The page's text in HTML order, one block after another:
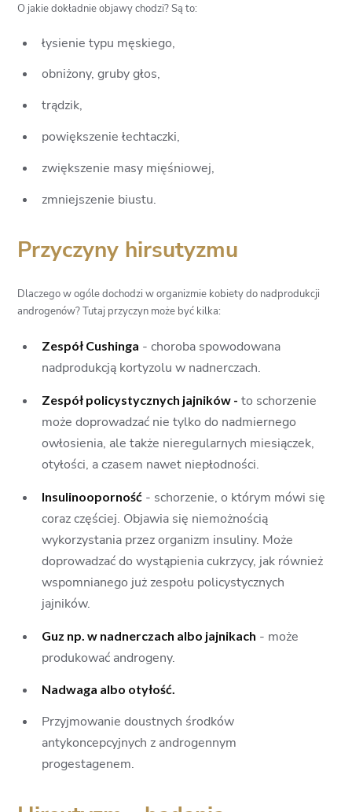
O jakie dokładnie objawy chodzi? Są to:
łysienie typu męskiego,
obniżony, gruby głos,
trądzik,
powiększenie łechtaczki,
zwiększenie masy mięśniowej,
zmniejszenie biustu.
Przyczyny hirsutyzmu
Dlaczego w ogóle dochodzi w organizmie kobiety do nadprodukcji
androgenów? Tutaj przyczyn może być kilka:
Zespół Cushinga - choroba spowodowana
nadprodukcją kortyzolu w nadnerczach.
Zespół policystycznych jajników - to schorzenie
może doprowadzać nie tylko do nadmiernego
owłosienia, ale także nieregularnych miesiączek,
otyłości, a czasem nawet niepłodności.
Insulinooporność- schorzenie, o którym mówi się
coraz częściej. Objawia się niemożnością
wykorzystania przez organizm insuliny. Może
doprowadzać do wystąpienia cukrzycy, jak również
wspomnianego już zespołu policystycznych
jajników.
Guz np. w nadnerczach albo jajnikach - może
produkować androgeny.
Nadwaga albo otyłość.
Przyjmowanie doustnych środków
antykoncepcyjnych z androgennym
progestagenem.